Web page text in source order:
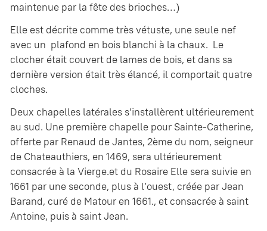
maintenue par la fête des brioches…)
Elle est décrite comme très vétuste, une seule nef
avec un plafond en bois blanchi à la chaux. Le
clocher était couvert de lames de bois, et dans sa
dernière version était très élancé, il comportait quatre
cloches.
Deux chapelles latérales s’installèrent ultérieurement
au sud. Une première chapelle pour Sainte-Catherine,
offerte par Renaud de Jantes, 2ème du nom, seigneur
de Chateauthiers, en 1469, sera ultérieurement
consacrée à la Vierge.et du Rosaire Elle sera suivie en
1661 par une seconde, plus à l’ouest, créée par Jean
Barand, curé de Matour en 1661., et consacrée à saint
Antoine, puis à saint Jean.